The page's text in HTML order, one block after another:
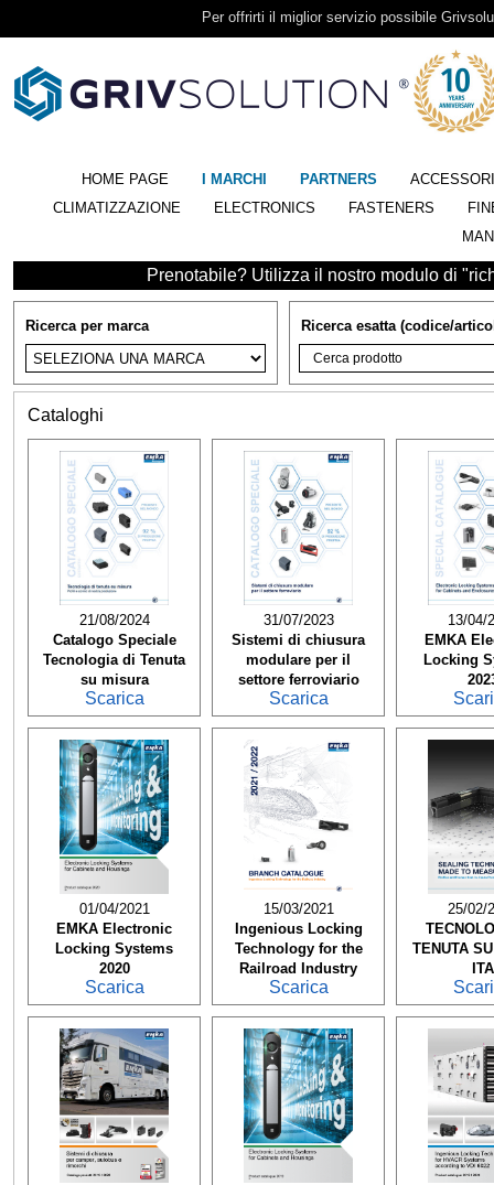
Per offrirti il miglior servizio possibile
HOME PAGE I MARCHI PARTNERS
ACCESSORI
CLIMATIZZAZIONE
ELECTRONICS FASTENERS
Prenotabile? Utilizza il nostro modulo di
Ricerca per marca Ricerca esatta (codice/
Cataloghi
21/08/2024
Catalogo Speciale
Tecnologia di Tenuta
su misura
Scarica
31/07/2023
Sistemi di chiusura
modulare per il
settore ferroviario
Scarica
13/04/
EMKA
Locking
01/04/2021
EMKA Electronic
Locking Systems
2020
Scarica
15/03/2021
Ingenious Locking
Technology for the
Railroad Industry
Scarica
25/02/
TENUTA
ITA